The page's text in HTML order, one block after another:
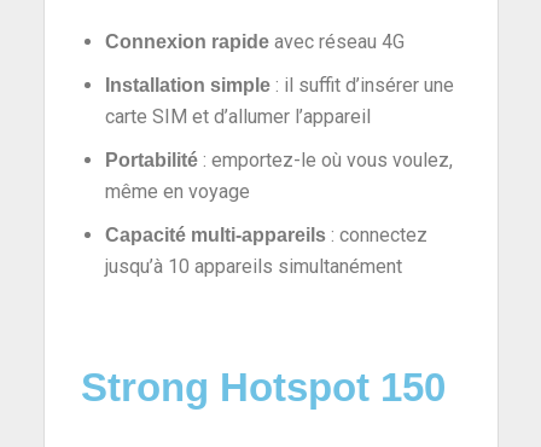
Connexion rapideavec réseau 4G
Installation simple: il suffit d’insérer une
carte SIM et d’allumer l’appareil
Portabilité: emportez-le où vous voulez,
même en voyage
Capacité multi-appareils: connectez
jusqu’à 10 appareils simultanément
Strong Hotspot 150